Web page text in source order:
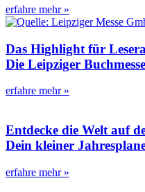
erfahre mehr »
Das Highlight für
Die Leipziger Buchmesse
erfahre mehr »
Entdecke die Welt auf
Dein kleiner
erfahre mehr »